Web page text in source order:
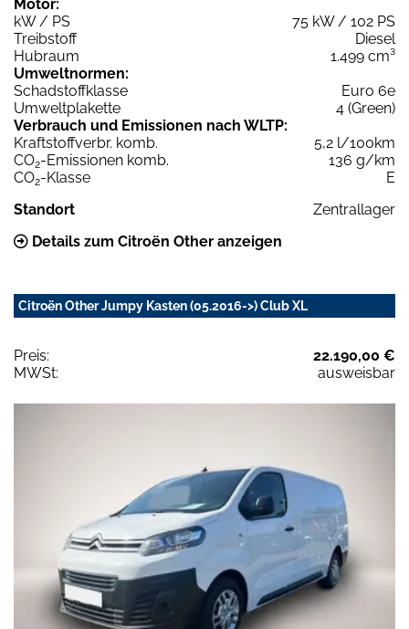
Motor:
kW / PS
75 kW / 102 PS
Treibstoff
Diesel
Hubraum
1.499 cm³
Umweltnormen:
Schadstoffklasse
Euro 6e
Umweltplakette
4 (Green)
Verbrauch und Emissionen nach WLTP:
Kraftstoffverbr. komb.
5,2 l/100km
CO2-Emissionen komb.
136 g/km
CO2-Klasse
E
Standort
Zentrallager
Details zum Citroën Other anzeigen
Citroën Other Jumpy Kasten (05.2016->) Club XL
Preis:
22.190,00 €
MWSt:
ausweisbar